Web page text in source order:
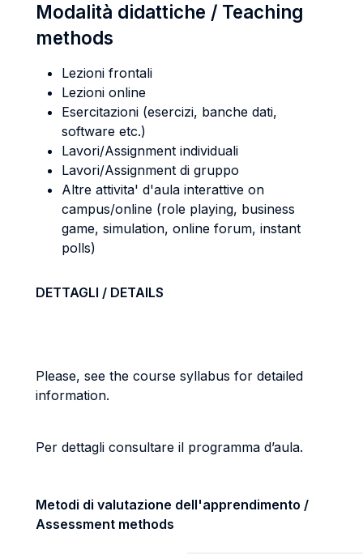
Modalità didattiche / Teaching
methods
Lezioni frontali
Lezioni online
Esercitazioni (esercizi, banche dati,
software etc.)
Lavori/Assignment individuali
Lavori/Assignment di gruppo
Altre attivita' d'aula interattive on
campus/online (role playing, business
game, simulation, online forum, instant
polls)
DETTAGLI / DETAILS
Please, see the course syllabus for detailed
information.
Per dettagli consultare il programma d’aula.
Metodi di valutazione dell'apprendimento /
Assessment methods